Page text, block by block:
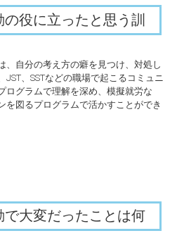
役に立ったと思う訓
グラムはありますか？
、自分の考え方の癖を見つけ、対処し
、SSTなどの職場で起こるコミュニ
ログラムで理解を深め、模擬就労な
を図るプログラムで活かすことができ
で大変だったことは何